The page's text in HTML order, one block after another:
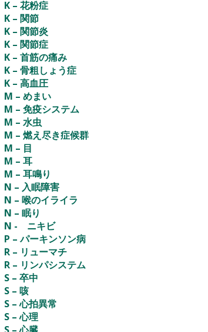
K – 花粉症
K – 関節
K – 関節炎
K – 関節症
K – 首筋の痛み
K – 骨粗しょう症
K – 高血圧
M – めまい
M – 免疫システム
M – 水虫
M – 燃え尽き症候群
M – 目
M – 耳
M – 耳鳴り
N – 入眠障害
N – 喉のイライラ
N – 眠り
N - ニキビ
P – パーキンソン病
R – リューマチ
R – リンパシステム
S – 卒中
S – 咳
S – 心拍異常
S – 心理